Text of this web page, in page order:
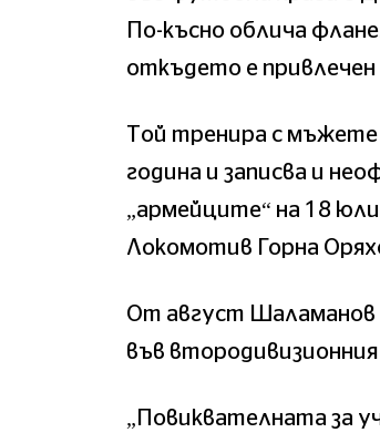
По-късно облича
откъдето е
Той тренира с
година и записва и
„армейците“ на 18
Локомотив Горна
От август Шаламанов
във
„Повиквателната за